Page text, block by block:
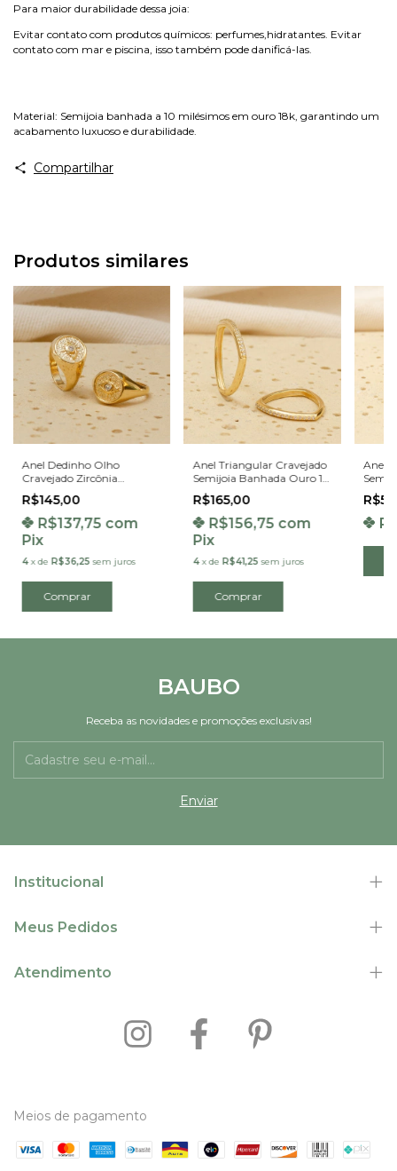
Para maior durabilidade dessa joia:
Evitar contato com produtos químicos: perfumes,hidratantes. Evitar
contato com mar e piscina, isso também pode danificá-las.
Material: Semijoia banhada a 10 milésimos em ouro 18k, garantindo um
acabamento luxuoso e durabilidade.
Compartilhar
Produtos similares
Anel Dedinho Olho
Cravejado Zircônia
Semijoia Banhada Ouro
18K
R$145,00
R$137,75 com
Pix
4 xde R$36,25 sem juros
Comprar
Anel Triangular Cravejado
Semijoia Banhada Ouro 18
R$165,00
R$156,75 com
Pix
4 xde R$41,25 sem juros
Comprar
Anel
18K
BAUBO
Receba as novidades e promoções exclusivas!
Institucional
Meus Pedidos
Atendimento
Meios de pagamento